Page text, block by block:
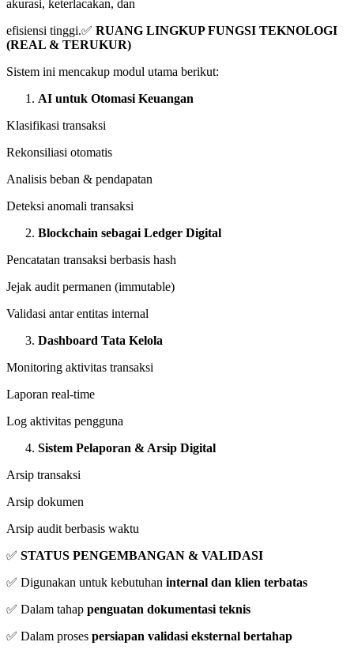
akurasi, keterlacakan, dan
efisiensi tinggi.✅ RUANG LINGKUP FUNGSI TEKNOLOGI
(REAL & TERUKUR)
Sistem ini mencakup modul utama berikut:
AI untuk Otomasi Keuangan
Klasifikasi transaksi
Rekonsiliasi otomatis
Analisis beban & pendapatan
Deteksi anomali transaksi
Blockchain sebagai Ledger Digital
Pencatatan transaksi berbasis hash
Jejak audit permanen (immutable)
Validasi antar entitas internal
Dashboard Tata Kelola
Monitoring aktivitas transaksi
Laporan real-time
Log aktivitas pengguna
Sistem Pelaporan & Arsip Digital
Arsip transaksi
Arsip dokumen
Arsip audit berbasis waktu
✅ STATUS PENGEMBANGAN & VALIDASI
✅ Digunakan untuk kebutuhan internal dan klien terbatas
✅ Dalam tahap penguatan dokumentasi teknis
✅ Dalam proses persiapan validasi eksternal bertahap